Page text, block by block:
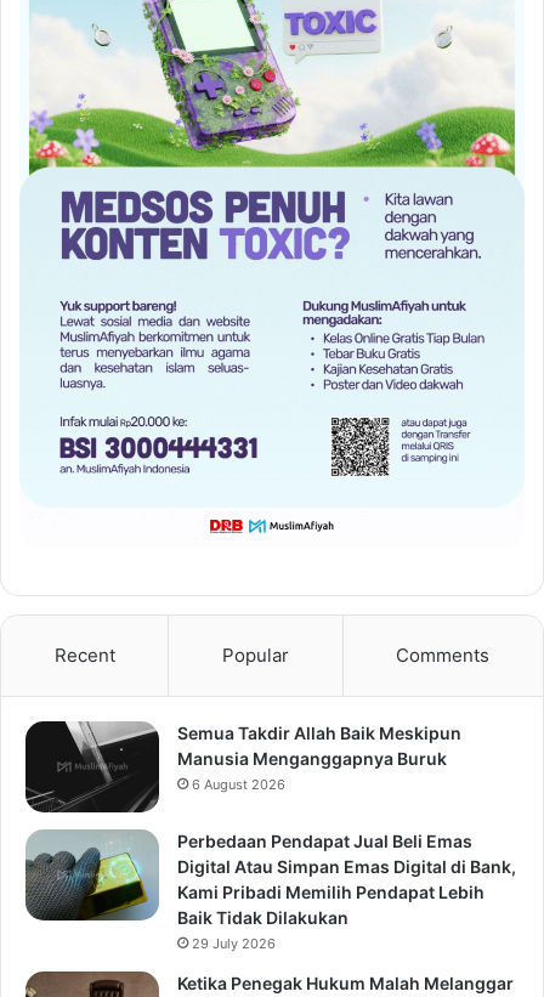
Recent Popular Comments
Semua Takdir Allah Baik Meskipun
Manusia Menganggapnya Buruk
6 August 2026
Perbedaan Pendapat Jual Beli Emas
Digital Atau Simpan Emas Digital di Bank,
Kami Pribadi Memilih Pendapat Lebih
Baik Tidak Dilakukan
29 July 2026
Ketika Penegak Hukum Malah Melanggar